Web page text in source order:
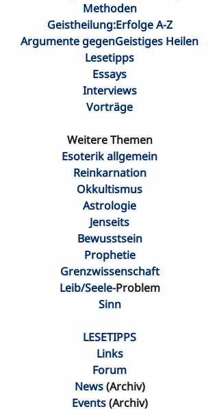
Methoden
Geistheilung:Erfolge A-Z
Argumente gegenGeistiges Heilen
Lesetipps
Essays
Interviews
Vorträge
Weitere Themen
Esoterik allgemein
Reinkarnation
Okkultismus
Astrologie
Jenseits
Bewusstsein
Prophetie
Grenzwissenschaft
Leib/Seele-Problem
Sinn
LESETIPPS
Links
Forum
News (Archiv)
Events (Archiv)